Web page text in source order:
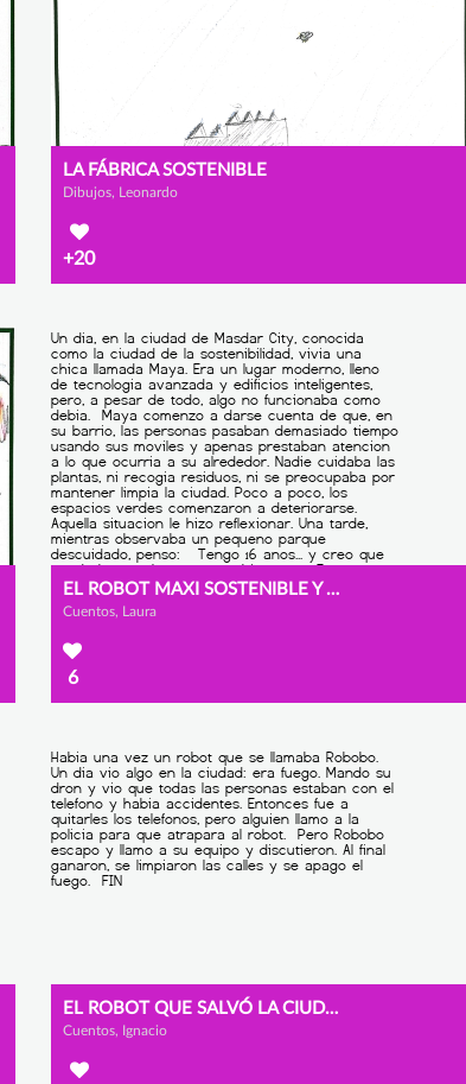
LA FÁBRICA SOSTENIBLE
Dibujos, Leonardo
+20
EL ROBOT MAXI SOSTENIBLE Y MAYA
Cuentos, Laura
6
EL ROBOT QUE SALVÓ LA CIUDAD
Cuentos, Ignacio